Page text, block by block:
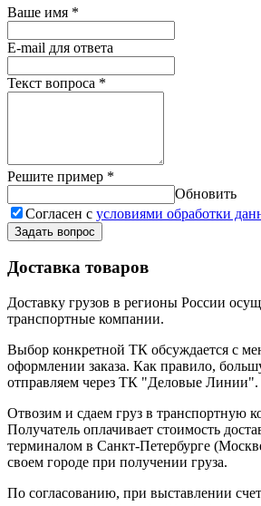
Ваше имя *
E-mail для ответа
Текст вопроса *
Решите пример *
Обновить
Согласен с условиями обработки
Задать вопрос
Доставка товаров
Доставку грузов в регионы России
транспортные компании.
Выбор конкретной ТК обсуждается с
оформлении заказа. Как правило,
отправляем через ТК "Деловые Линии".
Отвозим и сдаем груз в транспортную
Получатель оплачивает стоимость
терминалом в Санкт-Петербурге
своем городе при получении груза.
По согласованию, при выставлении